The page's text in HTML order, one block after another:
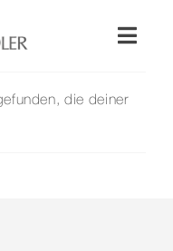
die deiner